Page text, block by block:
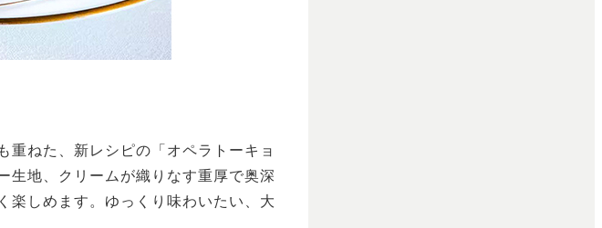
重ねた、新レシピの「オペラトーキョ
生地、クリームが織りなす重厚で奥深
楽しめます。ゆっくり味わいたい、大